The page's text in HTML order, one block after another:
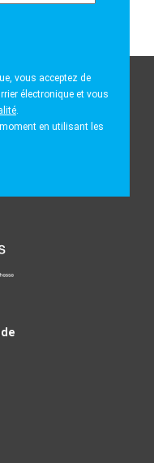
vous acceptez de
électronique et vous
.
en utilisant les